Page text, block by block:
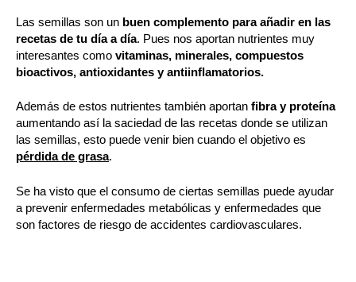
Las semillas son un buen complemento para añadir en las
recetas de tu día a día. Pues nos aportan nutrientes muy
interesantes como vitaminas, minerales, compuestos
bioactivos, antioxidantes y antiinflamatorios.
Además de estos nutrientes también aportan fibra y proteína
aumentando así la saciedad de las recetas donde se utilizan
las semillas, esto puede venir bien cuando el objetivo es
pérdida de grasa.
Se ha visto que el consumo de ciertas semillas puede ayudar
a prevenir enfermedades metabólicas y enfermedades que
son factores de riesgo de accidentes cardiovasculares.